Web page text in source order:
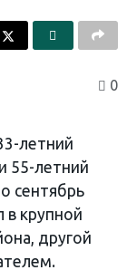
0
летний
55-летний
сентябрь
в крупной
другой